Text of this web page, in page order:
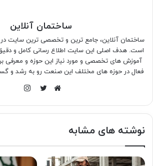
ساختمان آنلاین
ساختمان آنلاین، جامع ترین و تخصصی ترین سایت
است. هدف اصلی این سایت اطلاع رسانی کامل و دقیق
آموزش های تخصصی و مورد نیاز این حوزه و معرفی
فعال در حوزه های مختلف این صنعت رو به رشد و
نوشته های مشابه